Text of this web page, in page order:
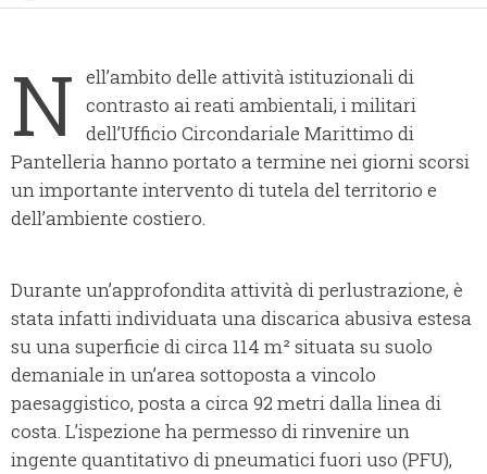
N ell’ambito delle attività istituzionali di
contrasto ai reati ambientali, i militari
dell’Ufficio Circondariale Marittimo di
Pantelleria hanno portato a termine nei giorni scorsi
un importante intervento di tutela del territorio e
dell’ambiente costiero.
Durante un’approfondita attività di perlustrazione, è
stata infatti individuata una discarica abusiva estesa
su una superficie di circa 114 m² situata su suolo
demaniale in un’area sottoposta a vincolo
paesaggistico, posta a circa 92 metri dalla linea di
costa. L’ispezione ha permesso di rinvenire un
ingente quantitativo di pneumatici fuori uso (PFU),